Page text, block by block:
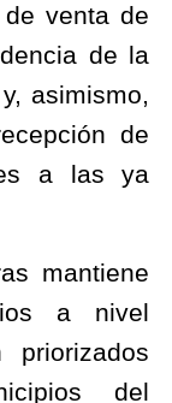
venta de
de la
asimismo,
de
a las ya
mantiene
a nivel
del